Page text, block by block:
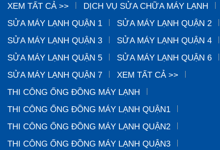
XEM TẤT CẢ >>
DỊCH VỤ SỬA CHỮA MÁY LẠNH
SỬA MÁY LẠNH QUẬN 1
SỬA MÁY LẠNH QUẬN 2
SỬA MÁY LẠNH QUẬN 3
SỬA MÁY LẠNH QUẬN 4
SỬA MÁY LẠNH QUẬN 5
SỬA MÁY LẠNH QUẬN 6
SỬA MÁY LẠNH QUẬN 7
XEM TẤT CẢ >>
THI CÔNG ỐNG ĐỒNG MÁY LẠNH
THI CÔNG ỐNG ĐỒNG MÁY LẠNH QUẬN1
THI CÔNG ỐNG ĐỒNG MÁY LẠNH QUẬN2
THI CÔNG ỐNG ĐỒNG MÁY LẠNH QUẬN3